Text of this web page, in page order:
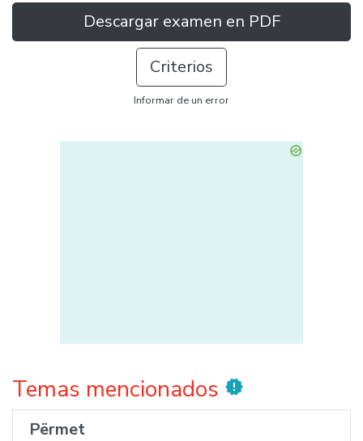
Descargar examen en PDF
Criterios
Informar de un error
Temas mencionados new_releases
Përmet